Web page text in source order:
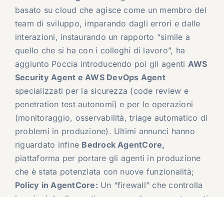
basato su cloud che agisce come un membro del
team di sviluppo, imparando dagli errori e dalle
interazioni, instaurando un rapporto “simile a
quello che si ha con i colleghi di lavoro”, ha
aggiunto Poccia introducendo poi gli agenti AWS
Security Agent e AWS DevOps Agent
specializzati per la sicurezza (code review e
penetration test autonomi) e per le operazioni
(monitoraggio, osservabilità, triage automatico di
problemi in produzione). Ultimi annunci hanno
riguardato infine Bedrock AgentCore,
piattaforma per portare gli agenti in produzione
che è stata potenziata con nuove funzionalità;
Policy in AgentCore: Un “firewall” che controlla